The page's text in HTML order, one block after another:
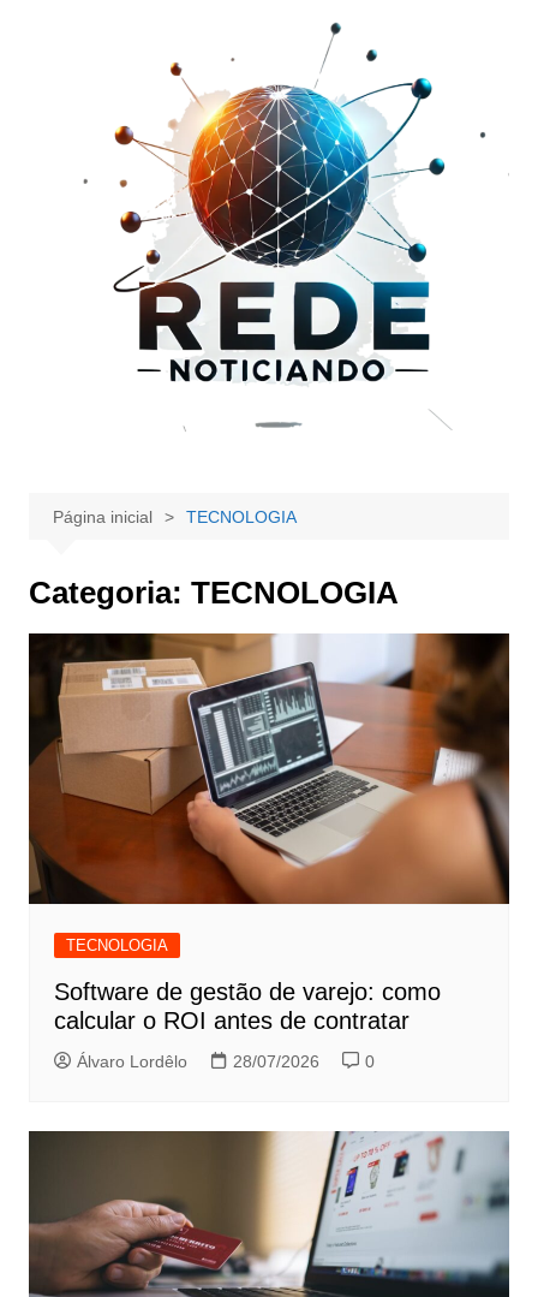
Página inicial TECNOLOGIA
Categoria: TECNOLOGIA
TECNOLOGIA
Software de gestão de varejo: como
calcular o ROI antes de contratar
Álvaro Lordêlo 28/07/2026 0